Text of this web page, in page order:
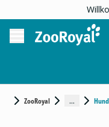
ZooRoyal ...